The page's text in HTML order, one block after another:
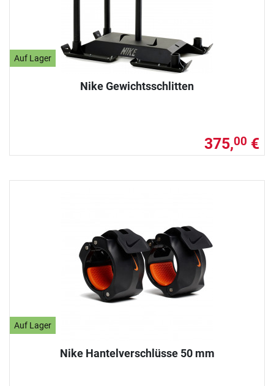
Auf Lager
Nike Gewichtsschlitten
375,00 €
Auf Lager
Nike Hantelverschlüsse 50 mm